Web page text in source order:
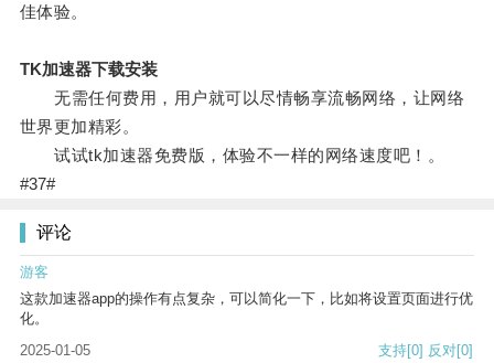
佳体验。
TK加速器下载安装
无需任何费用，用户就可以尽情畅享流畅网络，让网络
世界更加精彩。
试试tk加速器免费版，体验不一样的网络速度吧！。
#37#
评论
游客
这款加速器app的操作有点复杂，可以简化一下，比如将设置页面进行优
化。
2025-01-05
支持[0] 反对[0]